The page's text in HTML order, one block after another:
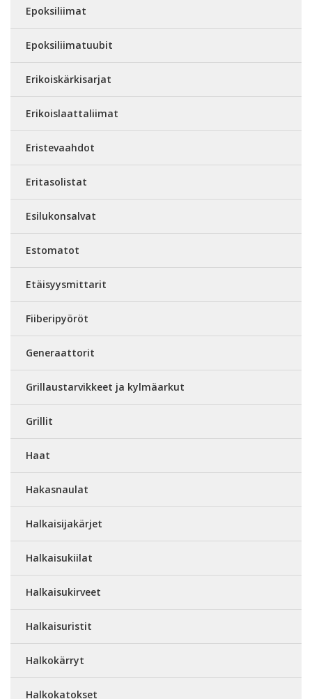
Epoksiliimat
Epoksiliimatuubit
Erikoiskärkisarjat
Erikoislaattaliimat
Eristevaahdot
Eritasolistat
Esilukonsalvat
Estomatot
Etäisyysmittarit
Fiiberipyöröt
Generaattorit
Grillaustarvikkeet ja kylmäarkut
Grillit
Haat
Hakasnaulat
Halkaisijakärjet
Halkaisukiilat
Halkaisukirveet
Halkaisuristit
Halkokärryt
Halkokatokset